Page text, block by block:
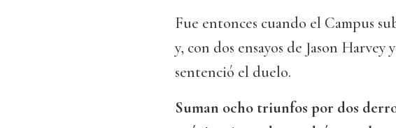
Fue entonces cuando el Campus
y, con dos ensayos de Jason
sentenció el duelo.
Suman ocho triunfos por dos